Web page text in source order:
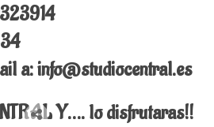
a: info@studiocentral.es
Y…. lo disfrutaras!!